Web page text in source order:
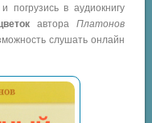
погрузись в аудиокнигу
автора Платонов
слушать онлайн